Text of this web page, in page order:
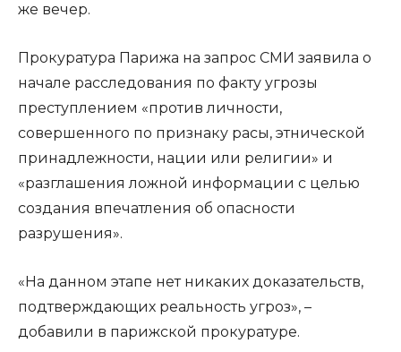
же вечер.
Прокуратура Парижа на запрос СМИ заявила о
начале расследования по факту угрозы
преступлением «против личности,
совершенного по признаку расы, этнической
принадлежности, нации или религии» и
«разглашения ложной информации с целью
создания впечатления об опасности
разрушения».
«На данном этапе нет никаких доказательств,
подтверждающих реальность угроз», –
добавили в парижской прокуратуре.